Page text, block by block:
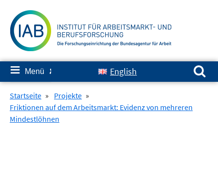
zum
Inhalt
≡ Menü ✘ English
Suchen nach:
Startseite » Projekte »
Friktionen auf dem Arbeitsmarkt: Evidenz von mehreren
Mindestlöhnen